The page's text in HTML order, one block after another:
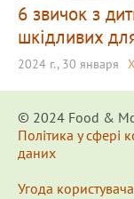
6 звичок з
шкідливих
2024 г., 30 января
© 2024 Food &
Політика у сфері
даних
Угода користувача